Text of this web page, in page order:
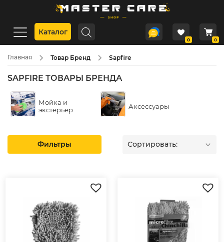
Каталог
0 0
Главная Товар Бренд Sapfire
SAPFIRE ТОВАРЫ БРЕНДА
Мойка и
экстерьер
Аксессуары
Фильтры Сортировать: